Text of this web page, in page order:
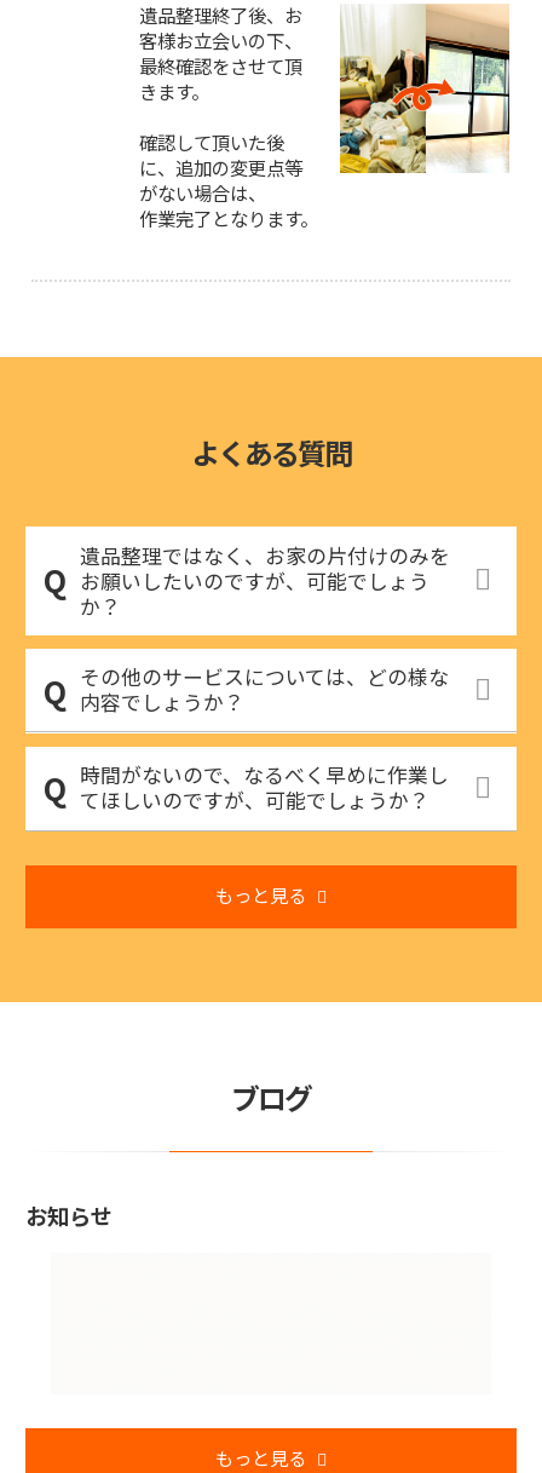
遺品整理終了後、お
客様お立会いの下、
最終確認をさせて頂
きます。
確認して頂いた後
に、追加の変更点等
がない場合は、
作業完了となります。
よくある質問
遺品整理ではなく、お家の片付けのみを
お願いしたいのですが、可能でしょう
か？
その他のサービスについては、どの様な
内容でしょうか？
時間がないので、なるべく早めに作業し
てほしいのですが、可能でしょうか？
もっと見る
ブログ
お知らせ
もっと見る